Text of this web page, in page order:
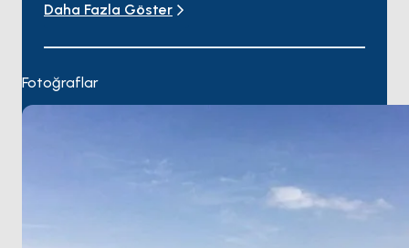
gece hayatıyla tanınan hareketli San Antonio'da
su için Cala Tarida'ya yolculuk yapın.
Formentera'ya doğru yelken açın. Geniş Migjorn
ikonik gün batımı manzarasının büyüsüne kapılın.
Daha Fazla Göster
Fotoğraflar